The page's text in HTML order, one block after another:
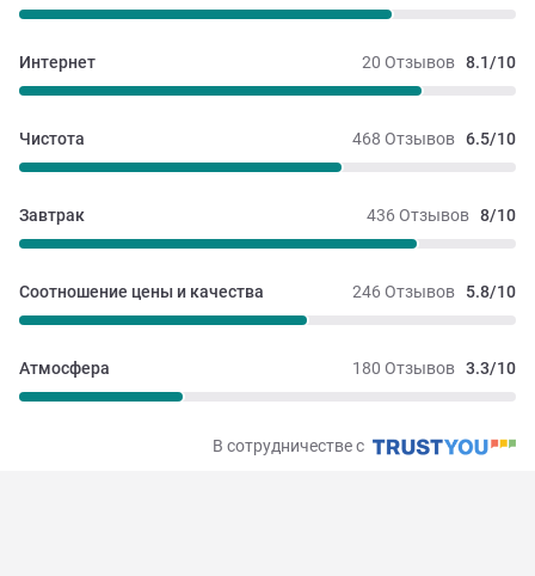
20 Отзывов 8.1/10
Интернет
468 Отзывов 6.5/10
Чистота
436 Отзывов 8/10
Завтрак
246 Отзывов 5.8/10
Соотношение цены и качества
180 Отзывов 3.3/10
Атмосфера
В сотрудничестве с